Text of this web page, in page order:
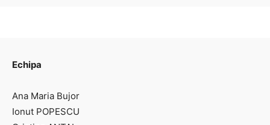
Echipa
Ana Maria Bujor
Ionut POPESCU